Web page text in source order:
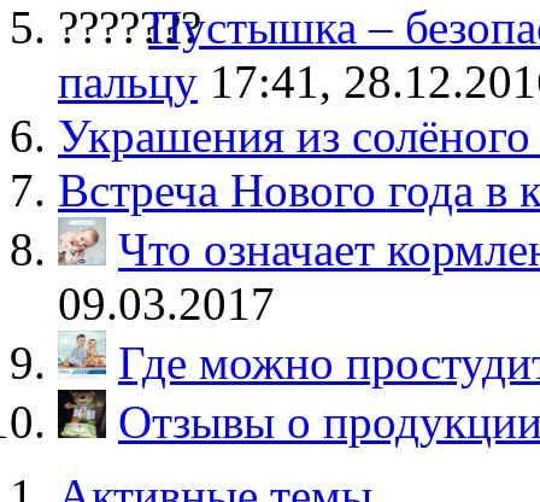
Пустышка –
пальцу 17:41,
Украшения из солёного
Встреча Нового года в
Что означает
09.03.2017
Где можно
Отзывы о